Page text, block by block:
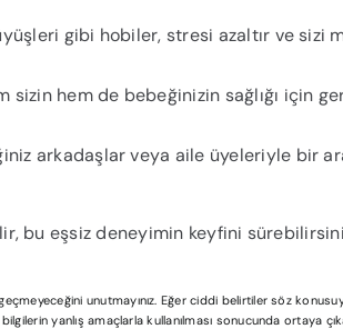
gibi hobiler, stresi azaltır ve sizi
sizin hem de bebeğinizin sağlığı için
arkadaşlar veya aile üyeleriyle bir
bu eşsiz deneyimin keyfini
unutmayınız. Eğer ciddi belirtiler söz
yanlış amaçlarla kullanılması sonucunda ortaya